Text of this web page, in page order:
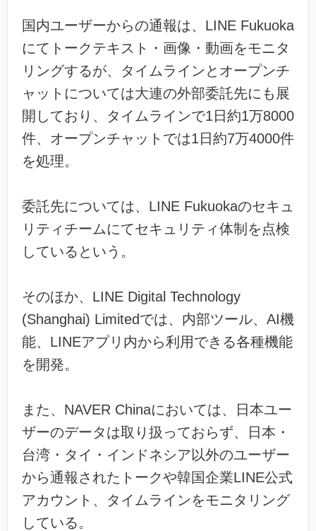
国内ユーザーからの通報は、LINE Fukuoka
にてトークテキスト・画像・動画をモニタ
リングするが、タイムラインとオープンチ
ャットについては大連の外部委託先にも展
開しており、タイムラインで1日約1万8000
件、オープンチャットでは1日約7万4000件
を処理。
委託先については、LINE Fukuokaのセキュ
リティチームにてセキュリティ体制を点検
しているという。
そのほか、LINE Digital Technology
(Shanghai) Limitedでは、内部ツール、AI機
能、LINEアプリ内から利用できる各種機能
を開発。
また、NAVER Chinaにおいては、日本ユー
ザーのデータは取り扱っておらず、日本・
台湾・タイ・インドネシア以外のユーザー
から通報されたトークや韓国企業LINE公式
アカウント、タイムラインをモニタリング
している。